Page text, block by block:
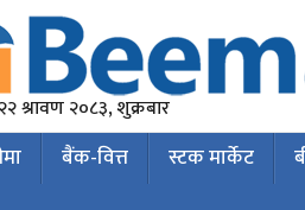
२२ श्रावण २०८३, शुक्रबार
बैंक-वित्त स्टक मार्केट